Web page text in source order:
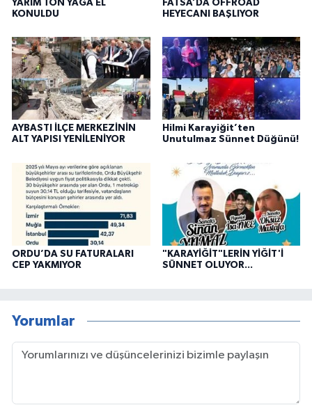
YARIM TON YAĞA EL
KONULDU
FATSA’DA OFFROAD
HEYECANI BAŞLIYOR
AYBASTI İLÇE MERKEZİNİN
ALT YAPISI YENİLENİYOR
Hilmi Karayiğit’ten
Unutulmaz Sünnet Düğünü!
ORDU’DA SU FATURALARI
CEP YAKMIYOR
"KARAYİĞİT"LERİN YİĞİT'İ
SÜNNET OLUYOR...
Yorumlar